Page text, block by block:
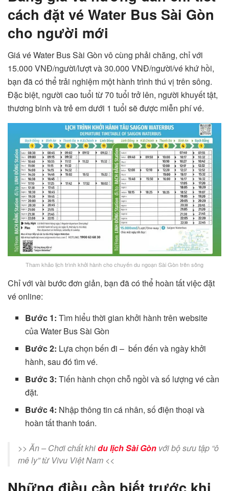
cách đặt vé Water Bus Sài Gòn
cho người mới
Giá vé Water Bus Sài Gòn vô cùng phải chăng, chỉ với
15.000 VNĐ/người/lượt và 30.000 VNĐ/người/vé khứ hồi,
bạn đã có thể trải nghiệm một hành trình thú vị trên sông.
Đặc biệt, người cao tuổi từ 70 tuổi trở lên, người khuyết tật,
thương binh và trẻ em dưới 1 tuổi sẽ được miễn phí vé.
Tham khảo lịch trình khởi hành cho chuyến du ngoạn Sài Gòn trên sông
Chỉ với vài bước đơn giản, bạn đã có thể hoàn tất việc đặt
vé online:
Bước 1: Tìm hiểu thời gian khởi hành trên website
của Water Bus Sài Gòn
Bước 2: Lựa chọn bến đi – bến đến và ngày khởi
hành, sau đó tìm vé.
Bước 3: Tiến hành chọn chỗ ngồi và số lượng vé cần
đặt.
Bước 4: Nhập thông tin cá nhân, số điện thoại và
hoàn tất thanh toán.
>> Ăn – Chơi chất khidu lịch Sài Gòn với bộ sưu tập “ô
mê ly” từ Vivu Việt Nam <<